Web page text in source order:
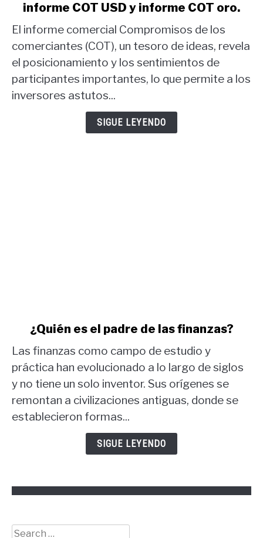
Estrategia
comercial
del
informe
COT:
informe
COT
informe COT USD y informe COT oro.
El informe comercial Compromisos de los
comerciantes (COT), un tesoro de ideas, revela
el posicionamiento y los sentimientos de
participantes importantes, lo que permite a los
inversores astutos...
SIGUE LEYENDO
¿Quién
es
el
las
¿Quién es el padre de las finanzas?
Las finanzas como campo de estudio y
práctica han evolucionado a lo largo de siglos
y no tiene un solo inventor. Sus orígenes se
remontan a civilizaciones antiguas, donde se
establecieron formas...
SIGUE LEYENDO
Search